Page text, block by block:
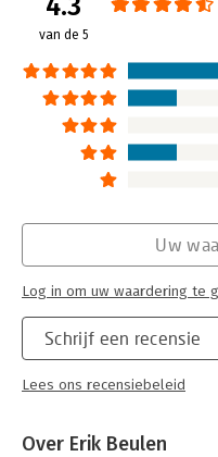
Uitgever:
Druk:
2
Verschijningsdatum:
13-12-
Hoofdrubriek:
van de 5
Schrijf een recensie
Lees ons recensiebeleid
Uw
Log in om uw waardering te
Over Erik Beulen